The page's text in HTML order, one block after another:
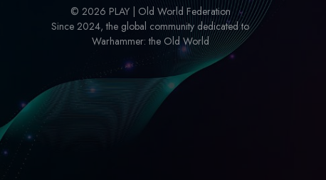
© 2026 PLAY | Old World Federation
Since 2024, the global community dedicated to
Warhammer: the Old World